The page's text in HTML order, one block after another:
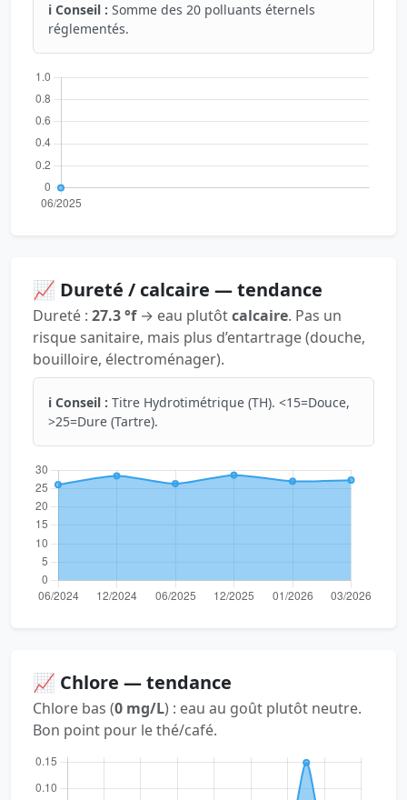
ℹ️ Conseil : Somme des 20 polluants éternels
réglementés.
📈 Dureté / calcaire — tendance
Dureté : 27.3 °f→ eau plutôtcalcaire. Pas un
risque sanitaire, mais plus d’entartrage (douche,
bouilloire, électroménager).
ℹ️ Conseil : Titre Hydrotimétrique (TH). <15=Douce,
>25=Dure (Tartre).
📈 Chlore — tendance
Chlore bas (0 mg/L) : eau au goût plutôt neutre.
Bon point pour le thé/café.